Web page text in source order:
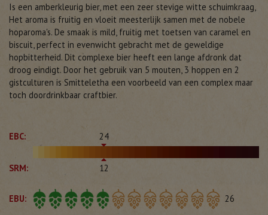
Is een amberkleurig bier, met een zeer stevige witte schuimkraag,
Het aroma is fruitig en vloeit meesterlijk samen met de nobele
hoparoma's. De smaak is mild, fruitig met toetsen van caramel en
biscuit, perfect in evenwicht gebracht met de geweldige
hopbitterheid. Dit complexe bier heeft een lange afdronk dat
droog eindigt. Door het gebruik van 5 mouten, 3 hoppen en 2
gistculturen is Smitteletha een voorbeeld van een complex maar
toch doordrinkbaar craftbier.
EBC: 24
SRM: 12
EBU: 26